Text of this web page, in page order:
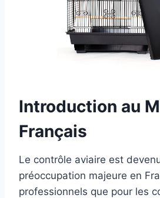
Introduction au
Français
Le contrôle aviaire est
préoccupation majeure en
professionnels que pour les